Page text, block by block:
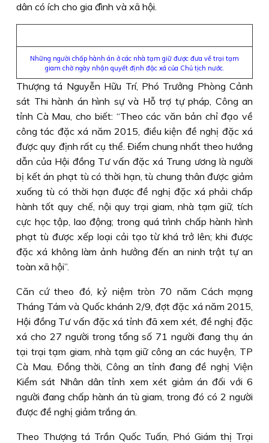
dân có ích cho gia đình và xã hội.
Những người chấp hành án ở các nhà tạm giữ được đưa về trại tạm
giam chờ ngày nhận quyết định đặc xá của Chủ tịch nước.
Thượng tá Nguyễn Hữu Trí, Phó Trưởng Phòng Cảnh
sát Thi hành án hình sự và Hỗ trợ tự pháp, Công an
tỉnh Cà Mau, cho biết: “Theo các văn bản chỉ đạo về
công tác đặc xá năm 2015, điều kiện đề nghị đặc xá
được quy định rất cụ thể. Ðiểm chung nhất theo hướng
dẫn của Hội đồng Tư vấn đặc xá Trung ương là người
bị kết án phạt tù có thời hạn, tù chung thân được giảm
xuống tù có thời hạn được đề nghị đặc xá phải chấp
hành tốt quy chế, nội quy trại giam, nhà tạm giữ, tích
cực học tập, lao động; trong quá trình chấp hành hình
phạt tù được xếp loại cải tạo từ khá trở lên; khi được
đặc xá không làm ảnh hưởng đến an ninh trật tự an
toàn xã hội”.
Căn cứ theo đó, kỷ niệm tròn 70 năm Cách mạng
Tháng Tám và Quốc khánh 2/9, đợt đặc xá năm 2015,
Hội đồng Tư vấn đặc xá tỉnh đã xem xét, đề nghị đặc
xá cho 27 người trong tổng số 71 người đang thụ án
tại trại tạm giam, nhà tạm giữ công an các huyện, TP
Cà Mau. Ðồng thời, Công an tỉnh đang đề nghị Viện
Kiểm sát Nhân dân tỉnh xem xét giảm án đối với 6
người đang chấp hành án tù giam, trong đó có 2 người
được đề nghị giảm trắng án.
Theo Thượng tá Trần Quốc Tuấn, Phó Giám thị Trại